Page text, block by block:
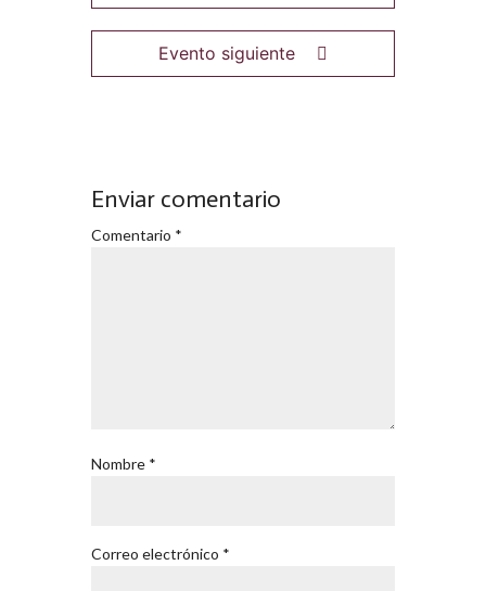
Evento siguiente
Enviar comentario
Comentario *
Nombre *
Correo electrónico *